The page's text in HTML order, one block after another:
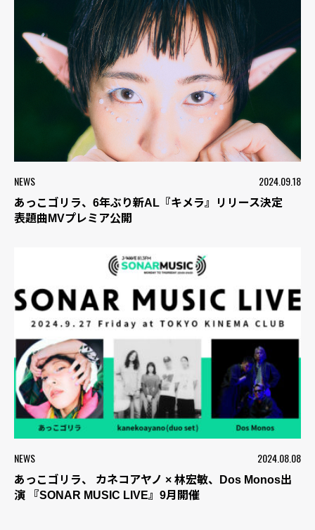
NEWS 2024.09.18
あっこゴリラ、6年ぶり新AL『キメラ』リリース決定
表題曲MVプレミア公開
NEWS 2024.08.08
あっこゴリラ、 カネコアヤノ × 林宏敏、Dos Monos出
演 『SONAR MUSIC LIVE』9月開催